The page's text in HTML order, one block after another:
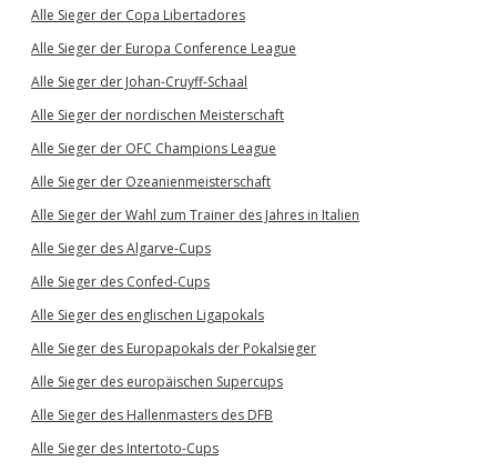
Alle Sieger der Copa Libertadores
Alle Sieger der Europa Conference League
Alle Sieger der Johan-Cruyff-Schaal
Alle Sieger der nordischen Meisterschaft
Alle Sieger der OFC Champions League
Alle Sieger der Ozeanienmeisterschaft
Alle Sieger der Wahl zum Trainer des Jahres in Italien
Alle Sieger des Algarve-Cups
Alle Sieger des Confed-Cups
Alle Sieger des englischen Ligapokals
Alle Sieger des Europapokals der Pokalsieger
Alle Sieger des europäischen Supercups
Alle Sieger des Hallenmasters des DFB
Alle Sieger des Intertoto-Cups